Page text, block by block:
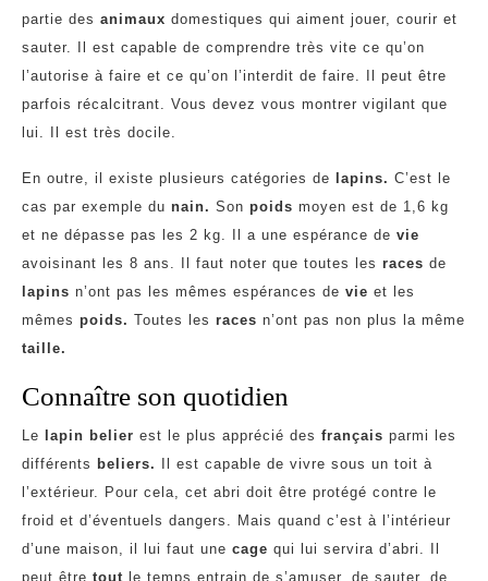
partie des animaux domestiques qui aiment jouer, courir et
sauter. Il est capable de comprendre très vite ce qu’on
l’autorise à faire et ce qu’on l’interdit de faire. Il peut être
parfois récalcitrant. Vous devez vous montrer vigilant que
lui. Il est très docile.
En outre, il existe plusieurs catégories de lapins. C’est le
cas par exemple du nain. Son poids moyen est de 1,6 kg
et ne dépasse pas les 2 kg. Il a une espérance de vie
avoisinant les 8 ans. Il faut noter que toutes les races de
lapins n’ont pas les mêmes espérances de vie et les
mêmes poids. Toutes les races n’ont pas non plus la même
taille.
Connaître son quotidien
Le lapin belier est le plus apprécié des français parmi les
différents beliers. Il est capable de vivre sous un toit à
l’extérieur. Pour cela, cet abri doit être protégé contre le
froid et d’éventuels dangers. Mais quand c’est à l’intérieur
d’une maison, il lui faut une cage qui lui servira d’abri. Il
peut être tout le temps entrain de s’amuser, de sauter, de